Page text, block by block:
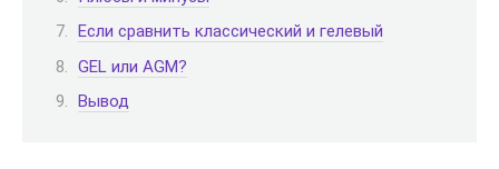
Если сравнить классический и гелевый
GEL или AGM?
Вывод